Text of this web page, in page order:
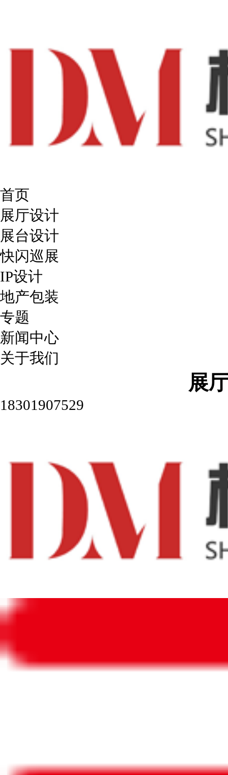
首页
展厅设计
展台设计
快闪巡展
IP设计
地产包装
专题
新闻中心
关于我们
展
18301907529